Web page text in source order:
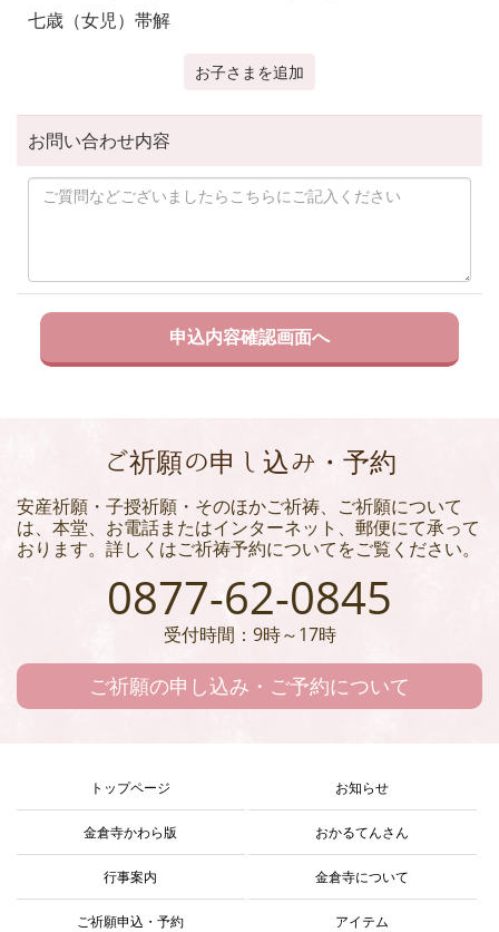
七歳（女児）帯解
お子さまを追加
お問い合わせ内容
ご祈願の申し込み・予約
安産祈願・子授祈願・そのほかご祈祷、ご祈願について
は、本堂、お電話またはインターネット、郵便にて承って
おります。詳しくはご祈祷予約についてをご覧ください。
0877-62-0845
受付時間：9時～17時
ご祈願の申し込み・ご予約について
トップページ お知らせ
金倉寺かわら版 おかるてんさん
行事案内 金倉寺について
ご祈願申込・予約 アイテム